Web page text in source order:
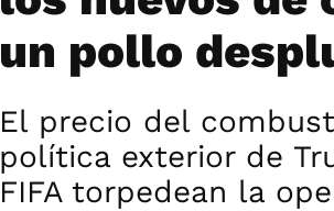
un pollo
El precio del
política exterior de
FIFA torpedean la